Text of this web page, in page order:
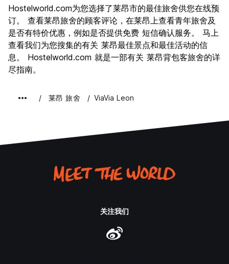
文化
8.5
夜生活
7.2
物有所值
8.6
Hostelworld.com为您选择了莱昂市的最佳旅舍供您在线预
订。 查看莱昂旅舍的顾客评论，在莱昂上查看青年旅舍及
是否有特价优惠，例如是否提供免费 短信确认服务。 马上
查看我们为您搜集的有关 莱昂最佳景点和最佳活动的信
息。 Hostelworld.com 就是一部有关 莱昂背包客旅舍的详
尽指南。
莱昂 旅舍 ViaVia Leon
关注我们